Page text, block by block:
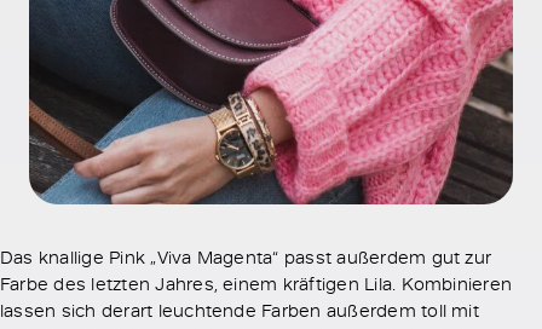
Das knallige Pink „Viva Magenta“ passt außerdem gut zur
Farbe des letzten Jahres, einem kräftigen Lila. Kombinieren
lassen sich derart leuchtende Farben außerdem toll mit